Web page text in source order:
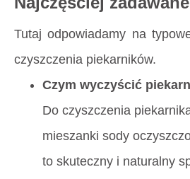
Tutaj odpowiadamy na
czyszczenia piekarników.
Czym wyczyścić
Do czyszczenia
mieszanki sody
to skuteczny i naturalny